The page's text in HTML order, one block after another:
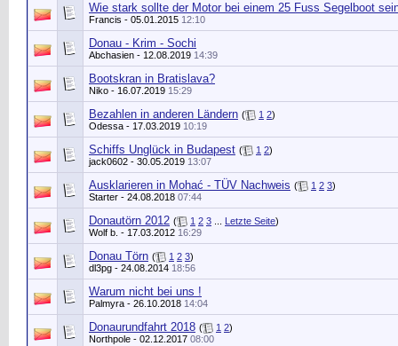
Wie stark sollte der Motor bei einem 25 Fuss Segelboot
Francis - 05.01.2015 12:10
Donau - Krim - Sochi
Abchasien - 12.08.2019 14:39
Bootskran in Bratislava?
Niko - 16.07.2019 15:29
Bezahlen in anderen Ländern ( 1 2)
Odessa - 17.03.2019 10:19
Schiffs Unglück in Budapest ( 1 2)
jack0602 - 30.05.2019 13:07
Ausklarieren in Mohać - TÜV Nachweis ( 1 2 3)
Starter - 24.08.2018 07:44
Donautörn 2012 ( 1 2 3 Letzte Seite)
Wolf b. - 17.03.2012 16:29
Donau Törn ( 1 2 3)
dl3pg - 24.08.2014 18:56
Warum nicht bei uns !
Palmyra - 26.10.2018 14:04
Donaurundfahrt 2018 ( 1 2)
Northpole - 02.12.2017 08:00